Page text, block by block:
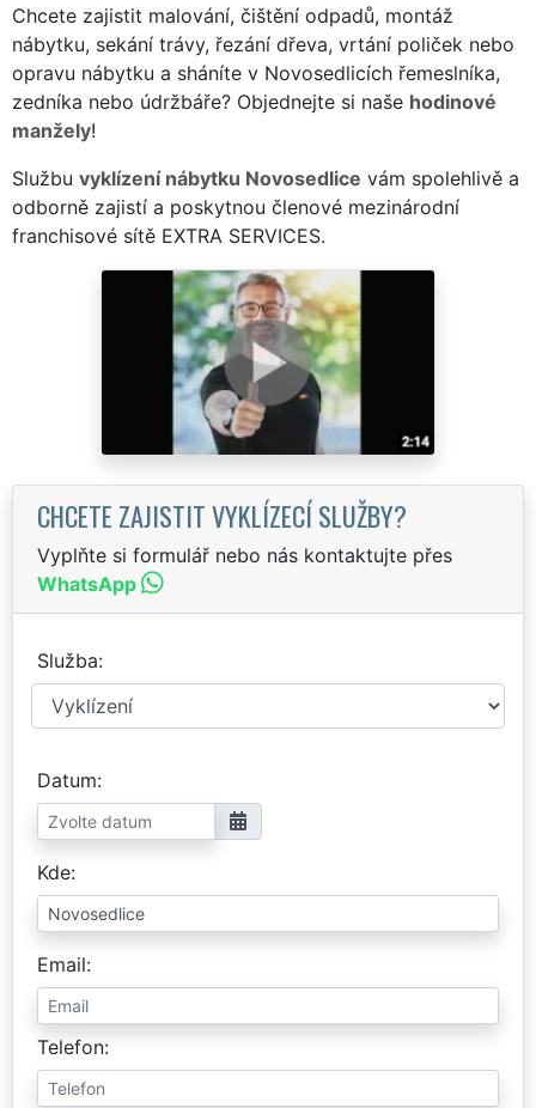
Chcete zajistit malování, čištění odpadů, montáž
nábytku, sekání trávy, řezání dřeva, vrtání poliček nebo
opravu nábytku a sháníte v Novosedlicích řemeslníka,
zedníka nebo údržbáře? Objednejte si naše hodinové
manžely!
Službu vyklízení nábytku Novosedlice vám spolehlivě a
odborně zajistí a poskytnou členové mezinárodní
franchisové sítě EXTRA SERVICES.
CHCETE ZAJISTIT VYKLÍZECÍ SLUŽBY?
Vyplňte si formulář nebo nás kontaktujte přes
WhatsApp
Služba
Datum
Kde
Email
Telefon